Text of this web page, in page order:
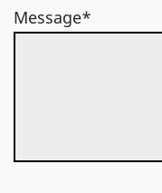
Message*